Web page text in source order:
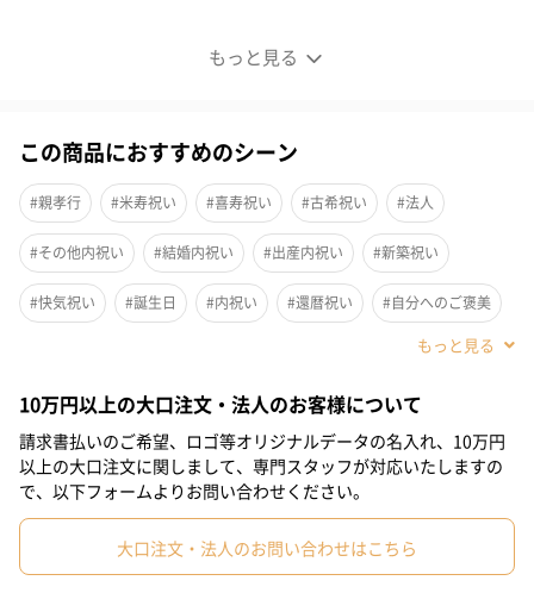
もっと見る
BEVERLY HILLS POLO CLUB のタオルセット
柔らかガーゼとふわふわパイルのトラッドチェックとトラッドス
トライプの組み合わせです。
バスタオル1枚
この商品におすすめのシーン
#親孝行 #米寿祝い #喜寿祝い #古希祝い #法人
#その他内祝い #結婚内祝い #出産内祝い #新築祝い
#快気祝い #誕生日 #内祝い #還暦祝い #自分へのご褒美
#母の日
#結婚祝い #弟 #親戚女性 #親戚男性 #取引先女性
#取引先男性 #義母 #義父 #部下女性 #部下男性 #甥
#姪 #娘 #息子 #姉 #妹 #兄
#上司男性 #上司女性 #祖父 #祖母
10万円以上の大口注文・法人のお客様について
請求書払いのご希望、ロゴ等オリジナルデータの名入れ、10万円
以上の大口注文に関しまして、専門スタッフが対応いたしますの
で、以下フォームよりお問い合わせください。
大口注文・法人のお問い合わせはこちら